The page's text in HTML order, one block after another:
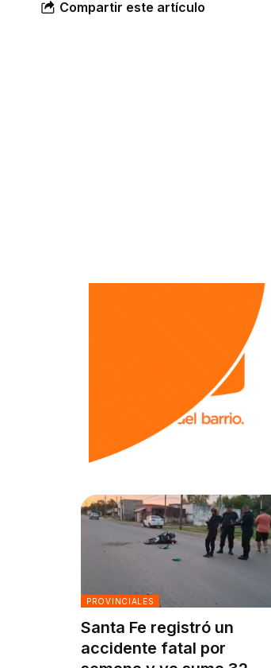
Compartir este artículo
PROVINCIALES
Santa Fe registró un
accidente fatal por